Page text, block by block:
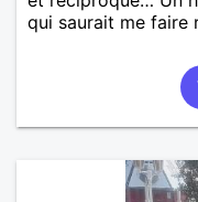
qui saurait me faire